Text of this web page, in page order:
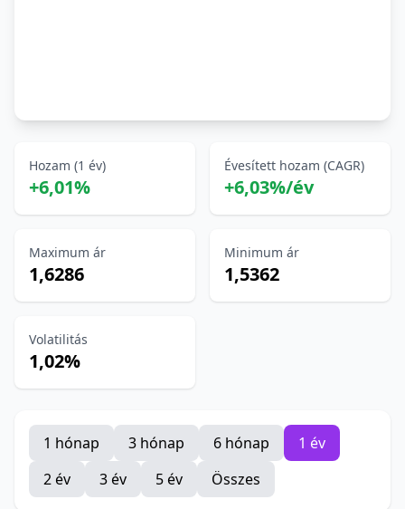
Hozam (1 év)
+6,01%
Évesített hozam (CAGR)
+6,03%/év
Maximum ár
1,6286
Minimum ár
1,5362
Volatilitás
1,02%
1 hónap 3 hónap 6 hónap
1 év
2 év
3 év 5 év Összes